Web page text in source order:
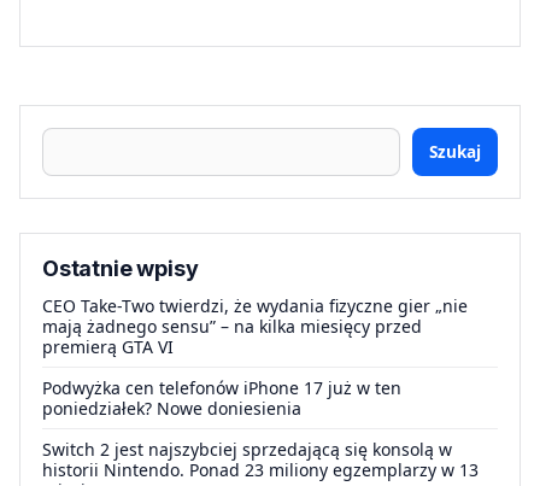
Szukaj
Ostatnie wpisy
CEO Take-Two twierdzi, że wydania fizyczne gier „nie
mają żadnego sensu” – na kilka miesięcy przed
premierą GTA VI
Podwyżka cen telefonów iPhone 17 już w ten
poniedziałek? Nowe doniesienia
Switch 2 jest najszybciej sprzedającą się konsolą w
historii Nintendo. Ponad 23 miliony egzemplarzy w 13